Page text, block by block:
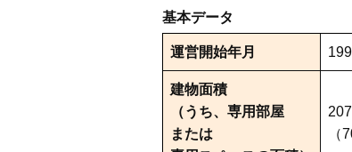
基本データ
運営開始年月
建物面積
（うち、専用部屋
または
（